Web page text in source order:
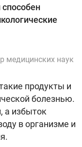
медицинских наук
продукты и
болезнью.
а избыток
в организме и